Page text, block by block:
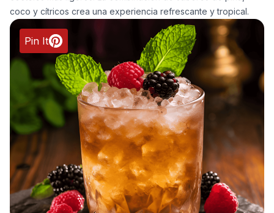
coco y cítricos crea una experiencia refrescante y tropical.
Pin It